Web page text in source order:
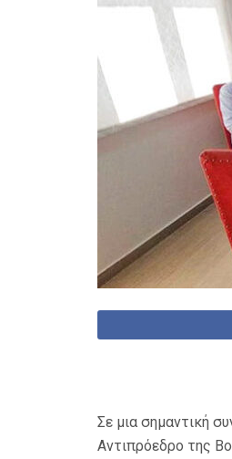
Σε μια σημαντική
Αντιπρόεδρο της